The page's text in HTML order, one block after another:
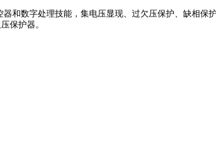
数字处理技能，集电压显现、过欠压保护、缺相保
保护器。